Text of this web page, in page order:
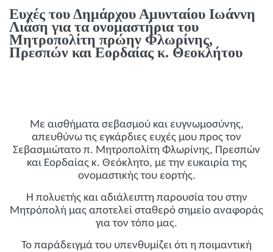
Ευχές του Δημάρχου Αμυνταίου Ιωάννη
Λιάση για τα ονομαστήρια του
Μητροπολίτη πρώην Φλωρίνης,
Πρεσπών και Εορδαίας κ. Θεοκλήτου
Με αισθήματα σεβασμού και ευγνωμοσύνης,
απευθύνω τις εγκάρδιες ευχές μου προς τον
Σεβασμιώτατο π. Μητροπολίτη Φλωρίνης, Πρεσπών
και Εορδαίας κ. Θεόκλητο, με την ευκαιρία της
ονομαστικής του εορτής.
Η πολυετής και αδιάλειπτη παρουσία του στην
Μητρόπολή μας αποτελεί σταθερό σημείο αναφοράς
για τον τόπο μας.
Το παράδειγμά του υπενθυμίζει ότι η ποιμαντική